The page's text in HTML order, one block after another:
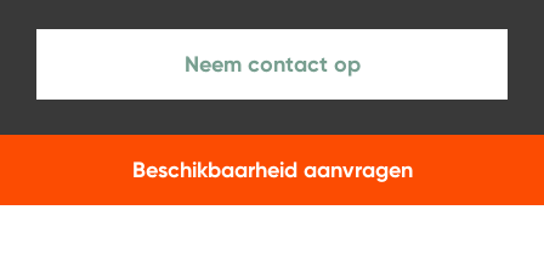
Beschikbaarheid aanvragen
Neem contact op